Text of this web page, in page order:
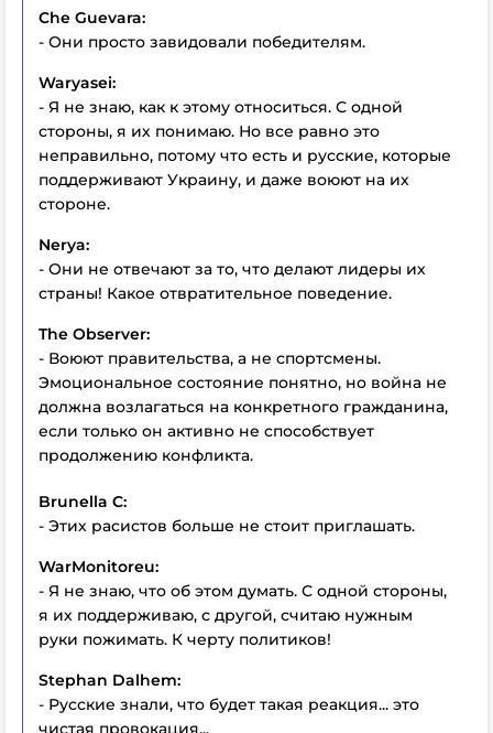
Che Guevara:
- Они просто завидовали победителям.
Waryasei:
- Я не знаю, как к этому относиться. С одной
стороны, я их понимаю. Но все равно это
неправильно, потому что есть и русские, которые
поддерживают Украину, и даже воюют на их
стороне.
Nerya:
- Они не отвечают за то, что делают лидеры их
страны! Какое отвратительное поведение.
The Observer:
- Воюют правительства, а не спортсмены.
Эмоциональное состояние понятно, но война не
должна возлагаться на конкретного гражданина,
если только он активно не способствует
продолжению конфликта.
Brunella C:
- Этих расистов больше не стоит приглашать.
WarMonitoreu:
- Я не знаю, что об этом думать. С одной стороны,
я их поддерживаю, с другой, считаю нужным
руки пожимать. К черту политиков!
Stephan Dalhem:
- Русские знали, что будет такая реакция... это
чистая провокация...